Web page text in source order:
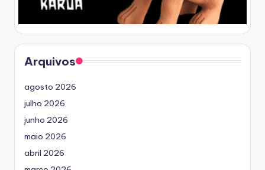
Arquivos
agosto 2026
julho 2026
junho 2026
maio 2026
abril 2026